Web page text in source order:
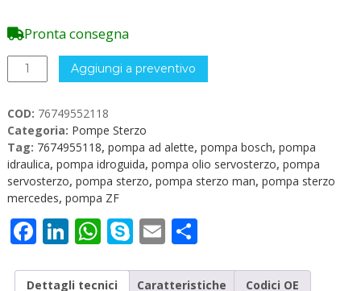
Pronta consegna
Pompa
Idraulica
ZF
7674955118
quantità
Aggiungi a preventivo
COD: 76749552118
Categoria: Pompe Sterzo
Tag: 7674955118, pompa ad alette, pompa bosch, pompa
idraulica, pompa idroguida, pompa olio servosterzo, pompa
servosterzo, pompa sterzo, pompa sterzo man, pompa sterzo
mercedes, pompa ZF
Facebook
LinkedIn
WhatsApp
Skype
EmailCondividi
Dettagli tecnici Caratteristiche
Codici OE